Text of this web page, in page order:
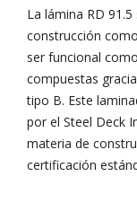
La lámina RD
construcción
ser funcional
compuestas
tipo B. Este
por el Steel Deck
materia de
certificación